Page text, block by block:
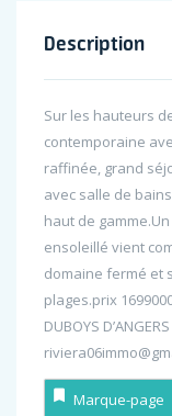
Description
Sur les hauteurs de
contemporaine
raffinée, grand
avec salle de
haut de
ensoleillé vient
domaine fermé et
plages.prix
DUBOYS
Marque-page